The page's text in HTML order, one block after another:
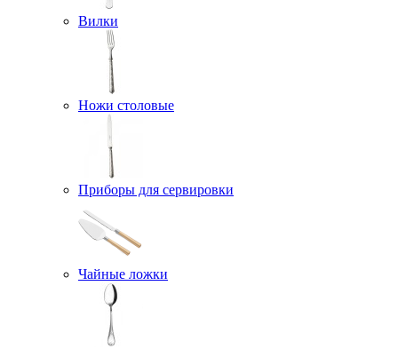
Вилки
Ножи столовые
Приборы для сервировки
Чайные ложки